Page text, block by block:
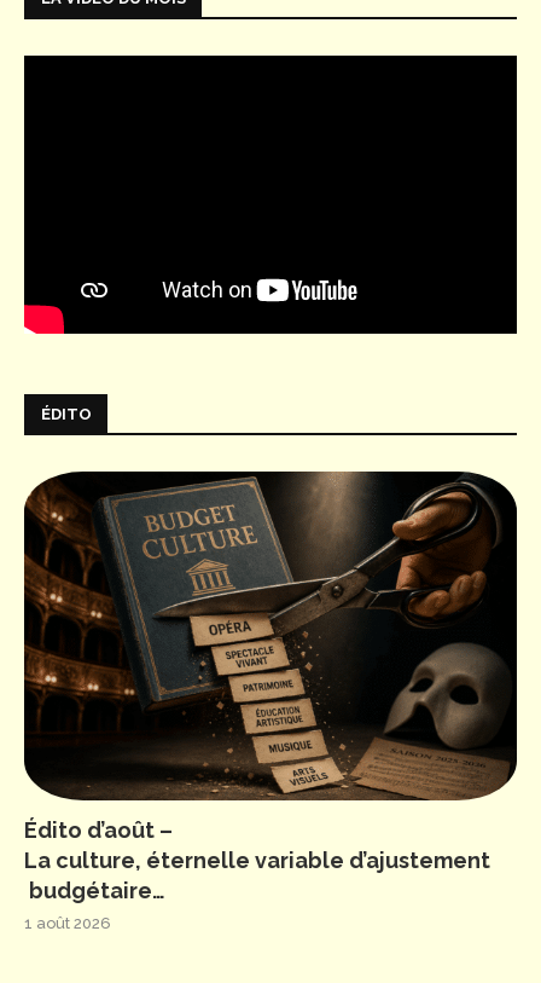
ÉDITO
Édito d’août –
La culture, éternelle variable d’ajustement
budgétaire…
1 août 2026